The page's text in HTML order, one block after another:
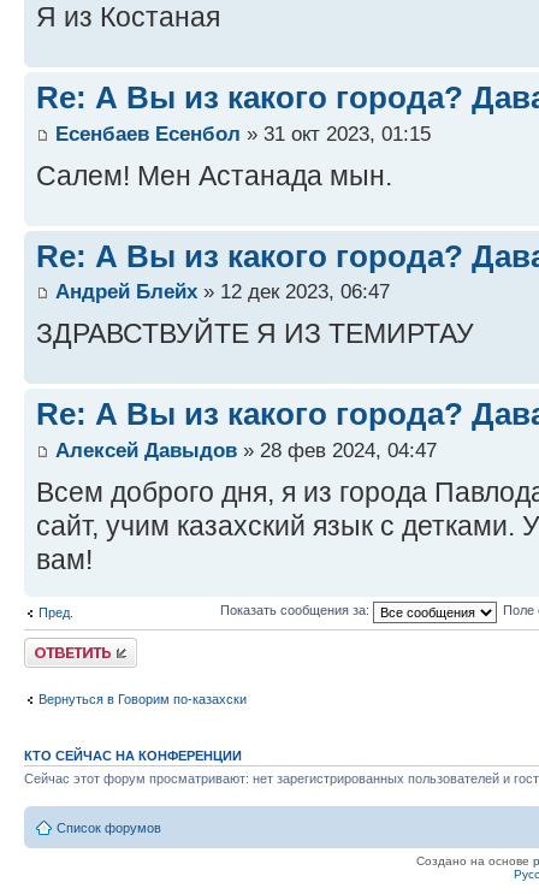
Я из Костаная
Re: А Вы из какого города?
Есенбаев Есенбол » 31 окт 2023, 01:15
Салем! Мен Астанада мын.
Re: А Вы из какого города?
Андрей Блейх » 12 дек 2023, 06:47
ЗДРАВСТВУЙТЕ Я ИЗ ТЕМИРТАУ
Re: А Вы из какого города?
Алексей Давыдов » 28 фев 2024, 04:47
Всем доброго дня, я из города
сайт, учим казахский язык с детками.
вам!
Пред. Показать сообщения за: Поле
Ответить
Вернуться в Говорим по-казахски
КТО СЕЙЧАС НА КОНФЕРЕНЦИИ
Сейчас этот форум просматривают: нет зарегистрированных пользователей и
Список форумов
Создано на основе